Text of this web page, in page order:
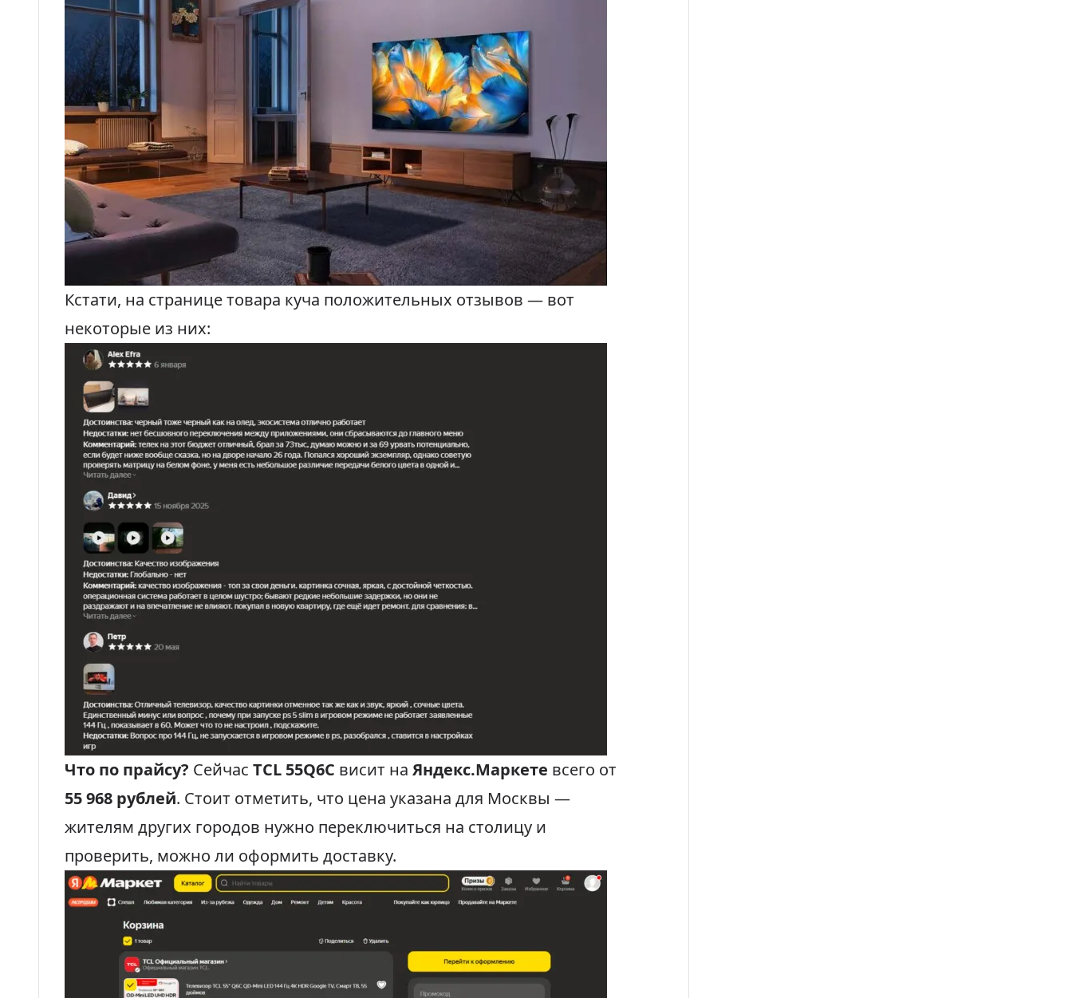
Кстати, на странице товара куча положительных отзывов — вот
некоторые из них:
Что по прайсу? Сейчас TCL 55Q6C висит на Яндекс.Маркете всего от
55 968 рублей. Стоит отметить, что цена указана для Москвы —
жителям других городов нужно переключиться на столицу и
проверить, можно ли оформить доставку.